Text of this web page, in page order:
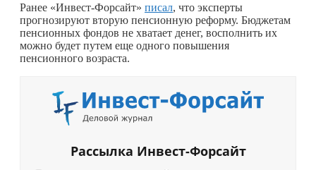
Ранее «Инвест-Форсайт» писал, что эксперты
прогнозируют вторую пенсионную реформу. Бюджетам
пенсионных фондов не хватает денег, восполнить их
можно будет путем еще одного повышения
пенсионного возраста.
Рассылка Инвест-Форсайт